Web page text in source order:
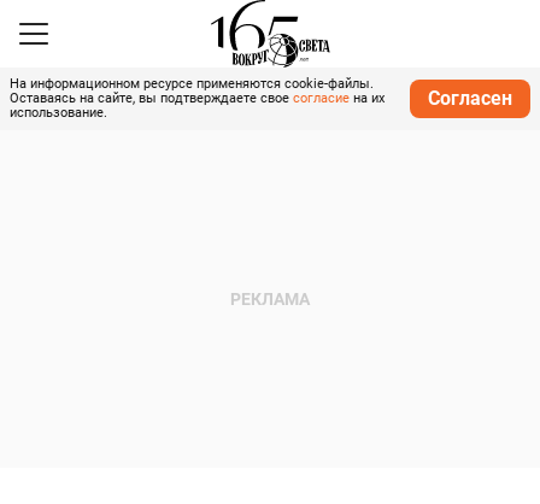
На информационном ресурсе применяются cookie-файлы.
Оставаясь на сайте, вы подтверждаете свое согласие на их
использование.
Согласен